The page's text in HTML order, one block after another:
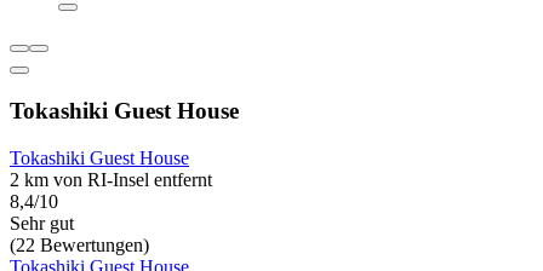
Tokashiki Guest House
Tokashiki Guest House
2 km von RI-Insel entfernt
8,4/10
Sehr gut
(22 Bewertungen)
Tokashiki Guest House